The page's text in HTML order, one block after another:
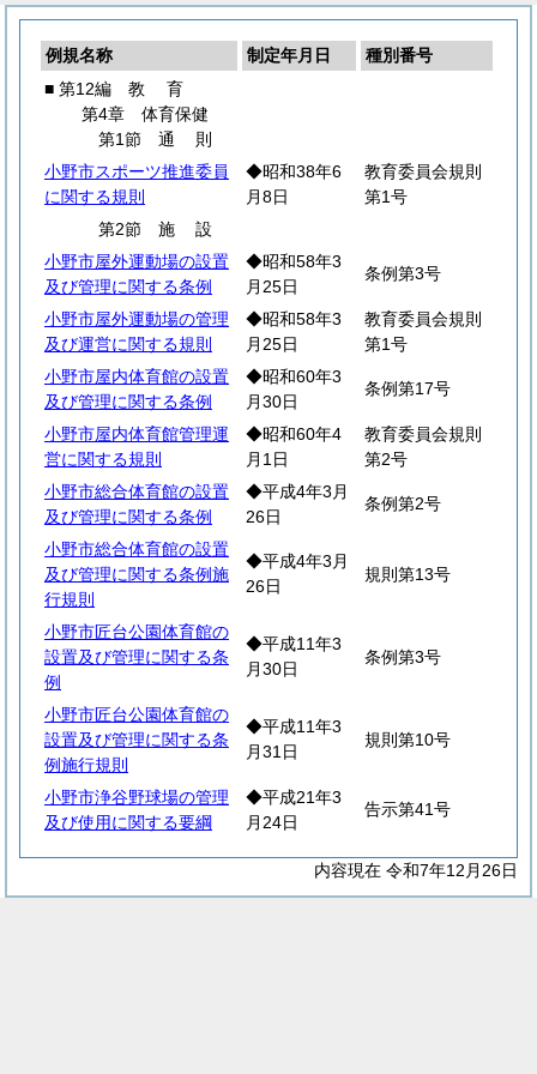
例規名称 制定年月日
種別番号
■ 第12編 教 育
第4章 体育保健
第1節 通 則
小野市スポーツ推進委員
に関する規則
◆昭和38年6
月8日
教育委員会規則
第1号
第2節 施設
小野市屋外運動場の設置
及び管理に関する条例
◆昭和58年3
月25日
条例第3号
小野市屋外運動場の管理
及び運営に関する規則
◆昭和58年3
月25日
教育委員会規則
第1号
小野市屋内体育館の設置
及び管理に関する条例
◆昭和60年3
月30日
条例第17号
小野市屋内体育館管理運
営に関する規則
◆昭和60年4
月1日
教育委員会規則
第2号
小野市総合体育館の設置
及び管理に関する条例
◆平成4年3月
26日
条例第2号
小野市総合体育館の設置
及び管理に関する条例施
行規則
◆平成4年3月
26日
規則第13号
小野市匠台公園体育館の
設置及び管理に関する条
例
◆平成11年3
月30日
条例第3号
小野市匠台公園体育館の
設置及び管理に関する条
例施行規則
◆平成11年3
月31日
規則第10号
小野市浄谷野球場の管理
及び使用に関する要綱
◆平成21年3
月24日
告示第41号
内容現在 令和7年12月26日